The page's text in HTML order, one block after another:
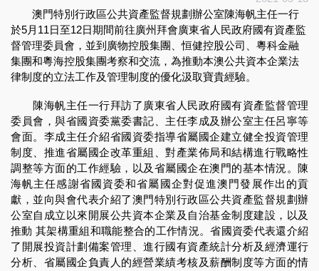
澳門特別行政區公共資產監督規劃辦公室陳海帆主任一行
於5月11日至12日期間前往廣州拜會廣東省人民政府國有資產監
督管理委員會，並到廣物控股集團、恒健控股公司、粵科金融
集團和粵海控股集團考察和交流，為推動本澳公共資本企業法
律制度的立法工作及管理制度的優化汲取寶貴經驗。
陳海帆主任一行拜訪了廣東省人民政府國有資產監督管理
委員會，與省國資委黨委書記、主任李成及辦公室主任呂寧等
會面。李成主任介紹省國資委指導省屬國企建立健全投資管理
制度、推進省屬國企改革重組、對產業佈局和結構進行戰略性
調整等方面的工作經驗，以及省屬國企在澳門的基本情況。陳
海帆主任感謝省國資委和省屬國企對促進澳門發展作出的貢
獻，並向與會代表介紹了澳門特別行政區公共資產監督規劃辦
公室自成立以來開展公共資本企業及自治基金制度建設，以及
推動 其架構重組和職能整合的工作情況。省國資委代表還介紹
了開展投資計劃備案管理、進行國有資產統計分析及經濟運行
分析、省屬國企負責人的經營業績考核及薪酬制度等方面的情